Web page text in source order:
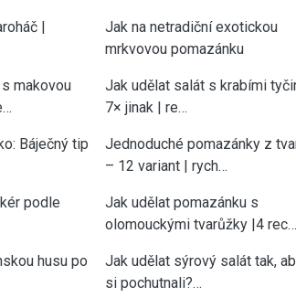
|
makovou
Báječný tip
podle
husu po
Jak na netradiční exotickou
mrkvovou pomazánku
Jak udělat salát s krabími
7× jinak | re…
Jednoduché pomazánky z
– 12 variant | rych…
Jak udělat pomazánku s
olomouckými tvarůžky |4 rec…
Jak udělat sýrový salát tak,
si pochutnali?…